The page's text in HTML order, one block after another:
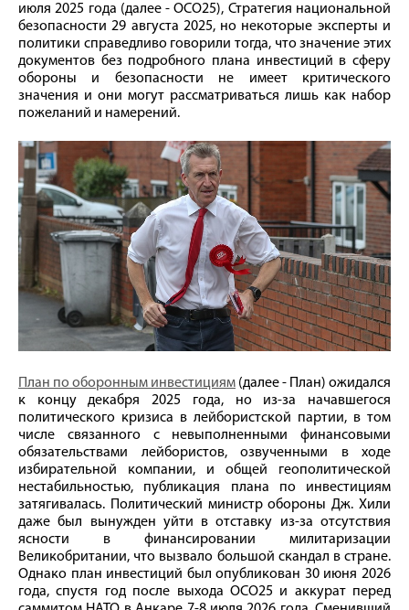
июля 2025 года (далее - ОСО25), Стратегия национальной
безопасности 29 августа 2025, но некоторые эксперты и
политики справедливо говорили тогда, что значение этих
документов без подробного плана инвестиций в сферу
обороны и безопасности не имеет критического
значения и они могут рассматриваться лишь как набор
пожеланий и намерений.
План по оборонным инвестициям (далее - План) ожидался
к концу декабря 2025 года, но из-за начавшегося
политического кризиса в лейбористской партии, в том
числе связанного с невыполненными финансовыми
обязательствами лейбористов, озвученными в ходе
избирательной компании, и общей геополитической
нестабильностью, публикация плана по инвестициям
затягивалась. Политический министр обороны Дж. Хили
даже был вынужден уйти в отставку из-за отсутствия
ясности в финансировании милитаризации
Великобритании, что вызвало большой скандал в стране.
Однако план инвестиций был опубликован 30 июня 2026
года, спустя год после выхода ОСО25 и аккурат перед